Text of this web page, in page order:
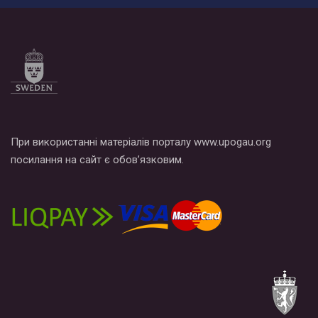
При використанні матеріалів порталу www.upogau.org
посилання на сайт є обов’язковим.